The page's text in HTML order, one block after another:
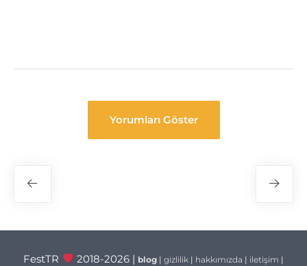
Yorumları Göster
FestTR 2018-2026 | blog| gizlilik| hakkımızda | iletişim |